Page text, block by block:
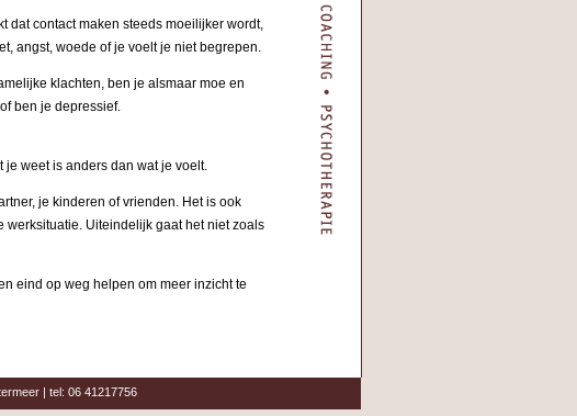
dat contact maken steeds moeilijker wordt,
angst, woede of je voelt je niet begrepen.
klachten, ben je alsmaar moe en
ben je depressief.
je weet is anders dan wat je voelt.
je kinderen of vrienden. Het is ook
Uiteindelijk gaat het niet zoals
eind op weg helpen om meer inzicht te
| tel: 06 41217756